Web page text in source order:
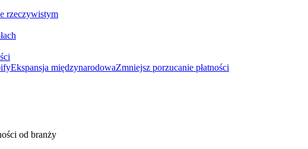
rzeczywistym
Ekspansja międzynarodowaZmniejsz porzucanie płatności
od branży